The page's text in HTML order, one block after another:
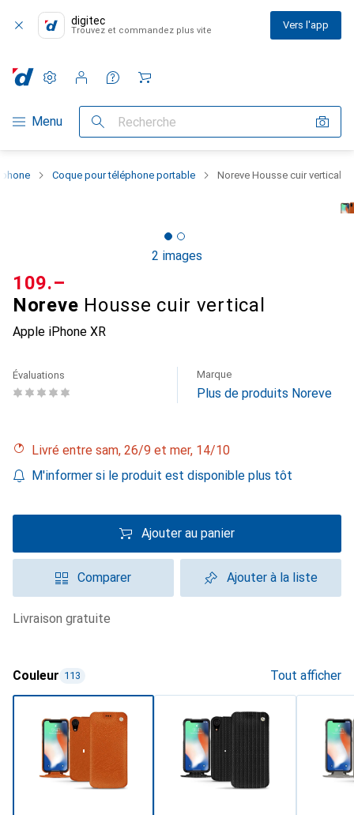
digitec
Trouvez et commandez plus vite Vers l'app
Navigation par catégorie
Menu Recherche
Paramètres
Compte client
Listes de comparaison
Listes d'envies
Panier
Coque pour téléphone portable Noreve Housse cuir vertical
2 images
Noreve Housse cuir vertical
Apple iPhone XR
CHF
109.–
Évaluations Marque
Plus de produits Noreve
Livré entre sam, 26/9 et mer, 14/10
M'informer si le produit est disponible plus tôt
Ajouter au panier
Comparer Ajouter à la liste
livraison gratuite
Couleur 113 Tout afficher